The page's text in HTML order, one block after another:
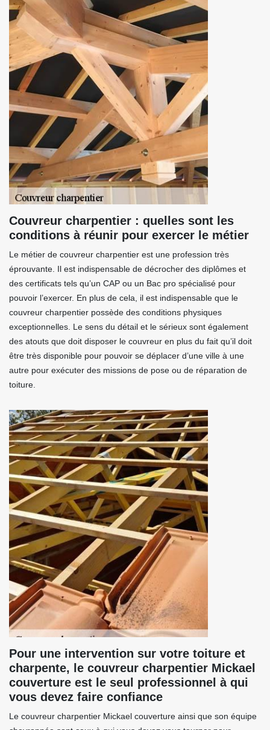
Couvreur charpentier : quelles sont les
conditions à réunir pour exercer le métier
Le métier de couvreur charpentier est une profession très
éprouvante. Il est indispensable de décrocher des diplômes et
des certificats tels qu’un CAP ou un Bac pro spécialisé pour
pouvoir l’exercer. En plus de cela, il est indispensable que le
couvreur charpentier possède des conditions physiques
exceptionnelles. Le sens du détail et le sérieux sont également
des atouts que doit disposer le couvreur en plus du fait qu’il doit
être très disponible pour pouvoir se déplacer d’une ville à une
autre pour exécuter des missions de pose ou de réparation de
toiture.
Pour une intervention sur votre toiture et
charpente, le couvreur charpentier Mickael
couverture est le seul professionnel à qui
vous devez faire confiance
Le couvreur charpentier Mickael couverture ainsi que son équipe